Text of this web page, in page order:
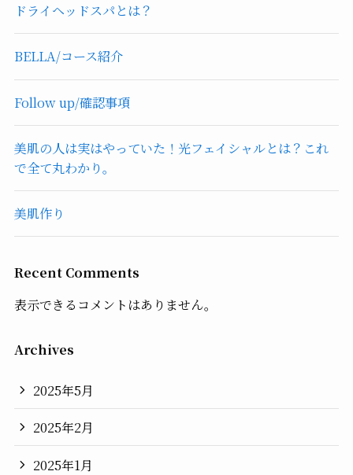
ドライヘッドスパとは？
BELLA/コース紹介
Follow up/確認事項
美肌の人は実はやっていた！光フェイシャルとは？これ
で全て丸わかり。
美肌作り
Recent Comments
表示できるコメントはありません。
Archives
2025年5月
2025年2月
2025年1月